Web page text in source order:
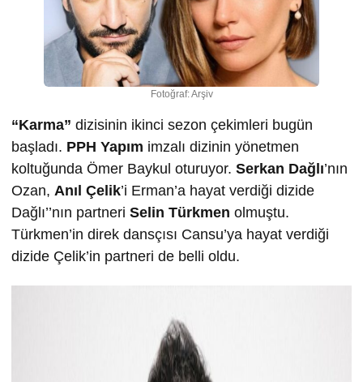
Fotoğraf: Arşiv
“Karma” dizisinin ikinci sezon çekimleri bugün
başladı. PPH Yapım imzalı dizinin yönetmen
koltuğunda Ömer Baykul oturuyor. Serkan Dağlı’nın
Ozan, Anıl Çelik’i Erman’a hayat verdiği dizide
Dağlı’’nın partneri Selin Türkmen olmuştu.
Türkmen’in direk dansçısı Cansu’ya hayat verdiği
dizide Çelik’in partneri de belli oldu.